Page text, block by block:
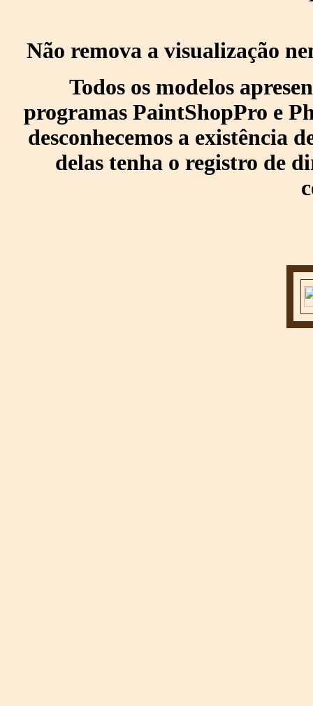
Não remova a visualização
Todos os modelos
programas PaintShopPro e
desconhecemos a existência
delas tenha o registro de